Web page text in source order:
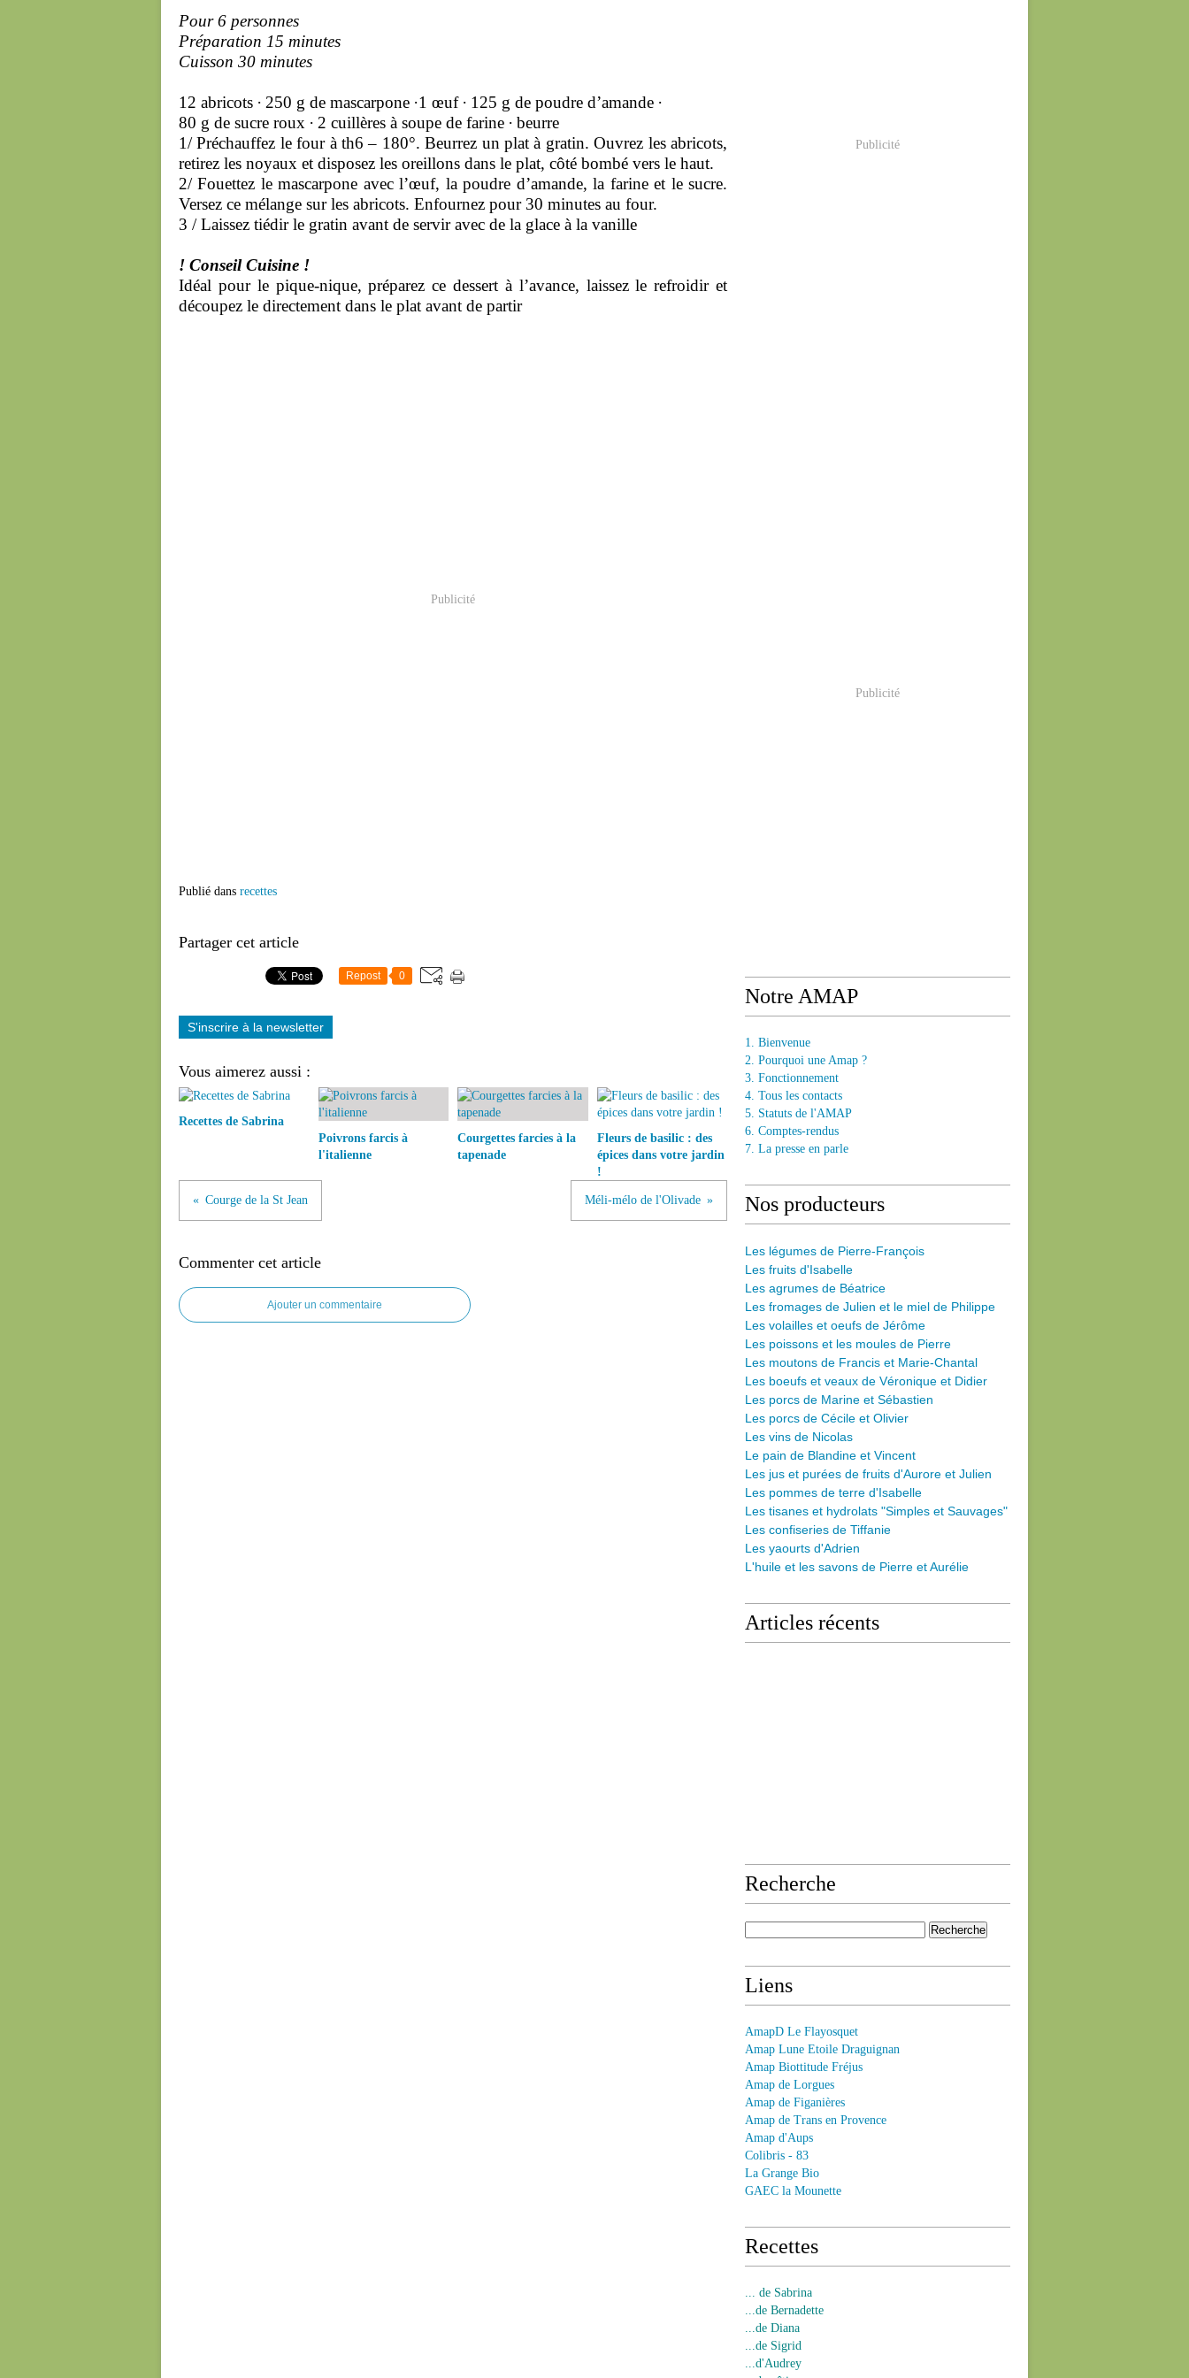
Pour 6 personnes
Préparation 15 minutes
Cuisson 30 minutes
12 abricots · 250 g de mascarpone ·1 œuf · 125 g de poudre d’amande ·
80 g de sucre roux · 2 cuillères à soupe de farine · beurre
1/ Préchauffez le four à th6 – 180°. Beurrez un plat à gratin. Ouvrez les abricots,
retirez les noyaux et disposez les oreillons dans le plat, côté bombé vers le haut.
2/ Fouettez le mascarpone avec l’œuf, la poudre d’amande, la farine et le sucre.
Versez ce mélange sur les abricots. Enfournez pour 30 minutes au four.
3 / Laissez tiédir le gratin avant de servir avec de la glace à la vanille
! Conseil Cuisine !
Idéal pour le pique-nique, préparez ce dessert à l’avance, laissez le refroidir et
découpez le directement dans le plat avant de partir
Publicité
Publié dans recettes
Partager cet article
Repost 0
S'inscrire à la newsletter
Vous aimerez aussi :
Recettes de Sabrina
Poivrons farcis à
l'italienne
Courgettes farcies à la
tapenade
Fleurs de basilic : des
épices dans votre jardin
!
Courge de la St Jean Méli-mélo de l'Olivade
Commenter cet article
Ajouter un commentaire
Publicité
Publicité
Notre AMAP
1. Bienvenue
2. Pourquoi une Amap ?
3. Fonctionnement
4. Tous les contacts
5. Statuts de l'AMAP
6. Comptes-rendus
7. La presse en parle
Nos producteurs
Les légumes de Pierre-François
Les fruits d'Isabelle
Les agrumes de Béatrice
Les fromages de Julien et le miel de Philippe
Les volailles et oeufs de Jérôme
Les poissons et les moules de Pierre
Les moutons de Francis et Marie-Chantal
Les boeufs et veaux de Véronique et Didier
Les porcs de Marine et Sébastien
Les porcs de Cécile et Olivier
Les vins de Nicolas
L e pain de Blandine et Vincent
Les jus et purées de fruits d'Aurore et Julien
Les pommes de terre d'Isabelle
Les tisanes et hydrolats "Simples et Sauvages"
Les confiseries de Tiffanie
Les yaourts d'Adrien
L'huile et les savons de Pierre et Aurélie
Articles récents
Recherche
Liens
AmapD Le Flayosquet
Amap Lune Etoile Draguignan
Amap Biottitude Fréjus
Amap de Lorgues
Amap de Figanières
Amap de Trans en Provence
Amap d'Aups
Colibris - 83
La Grange Bio
GAEC la Mounette
Recettes
... de Sabrina
...de Bernadette
...de Diana
...de Sigrid
...d'Audrey